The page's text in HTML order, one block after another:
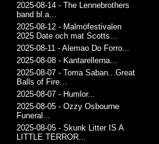
2025-08-14 - The Lennebrothers
band bl.a...
2025-08-12 - Malmöfestivalen
2025 Date och mat Scotts...
2025-08-11 - Alemao Do Forro...
2025-08-08 - Kantarellerna...
2025-08-07 - Toma Saban...Great
Balls of Fire...
2025-08-07 - Humlor...
2025-08-05 - Ozzy Osbourne
Funeral...
2025-08-05 - Skunk Litter IS A
LITTLE TERROR...